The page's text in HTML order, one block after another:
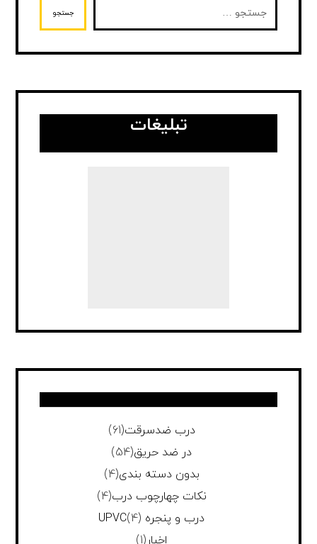
جستجو
تبلیغات
درب ضدسرقت(61)
در ضد حریق(54)
بدون دسته بندی(4)
نکات چهارچوب درب(4)
درب و پنجره UPVC (4)
اخبار (1)